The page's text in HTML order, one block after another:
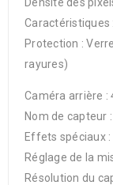
Caractéristiques
Protection :
rayures)
Caméra arrière :
Nom de capteur
Effets spéciaux :
Réglage de la
Résolution du